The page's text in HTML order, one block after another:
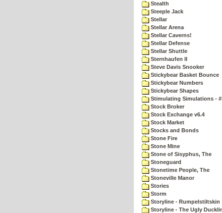
Stealth
Steeple Jack
Stellar
Stellar Arena
Stellar Caverns!
Stellar Defense
Stellar Shuttle
Sternhaufen II
Steve Davis Snooker
Stickybear Basket Bounce
Stickybear Numbers
Stickybear Shapes
Stimulating Simulations -
Stock Broker
Stock Exchange v6.4
Stock Market
Stocks and Bonds
Stone Fire
Stone Mine
Stone of Sisyphus, The
Stoneguard
Stonetime People, The
Stoneville Manor
Stories
Storm
Storyline - Rumpelstiltskin
Storyline - The Ugly